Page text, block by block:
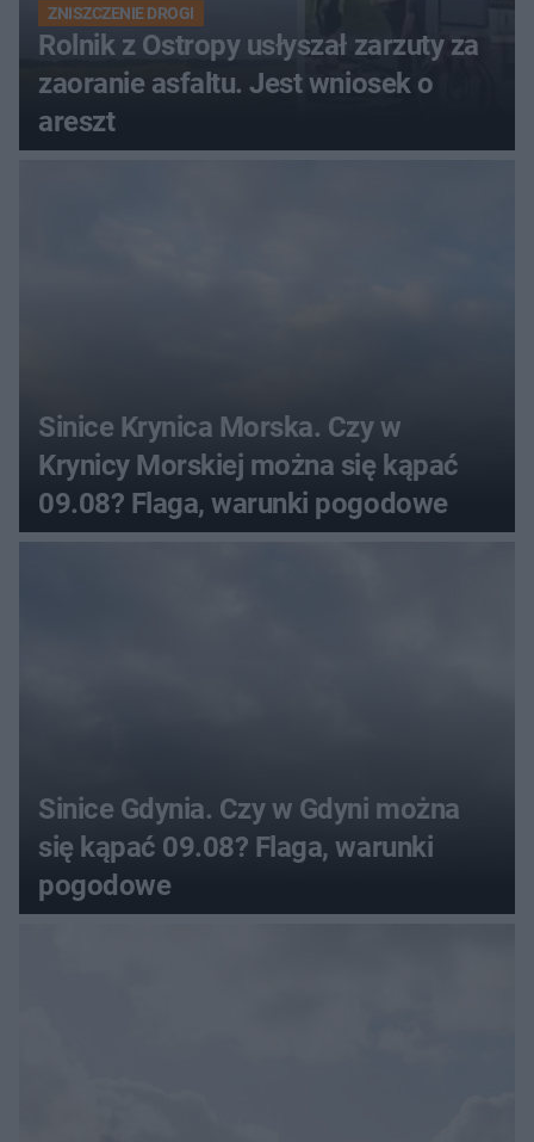
ZNISZCZENIE DROGI
Rolnik z Ostropy usłyszał zarzuty za
zaoranie asfaltu. Jest wniosek o
areszt
Sinice Krynica Morska. Czy w
Krynicy Morskiej można się kąpać
09.08? Flaga, warunki pogodowe
Sinice Gdynia. Czy w Gdyni można
się kąpać 09.08? Flaga, warunki
pogodowe